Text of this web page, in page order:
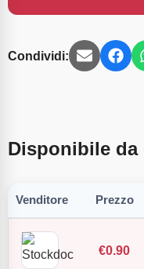
Condividi:
Disponibile
Venditore Prezzo
€0.90